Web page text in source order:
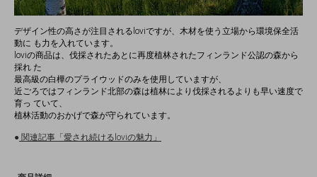
デザイン性の高さが注目されるloviですが、木材を使う立場から環境保全活
動に も力を入れています。
loviの商品は、伐採されたあとに再度植林されたフィンランド公認の森から
採れ た
最高級の白樺のプライウッドのみを使用していますが、
近ごろではフィンランド北部の森は植林により伐採されるよりも早い速度で
育っ ていて、
植林活動のおかげで森が守られています。
● 関連記事「愛され続けるloviの魅力」